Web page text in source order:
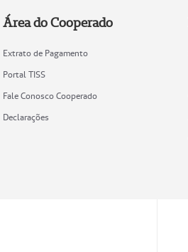
Área do Cooperado
Extrato de Pagamento
Portal TISS
Fale Conosco Cooperado
Declarações